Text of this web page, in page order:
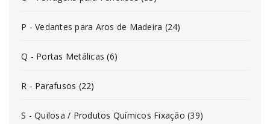
P - Vedantes para Aros de Madeira (24)
Q - Portas Metálicas (6)
R - Parafusos (22)
S - Quilosa / Produtos Químicos Fixação (39)